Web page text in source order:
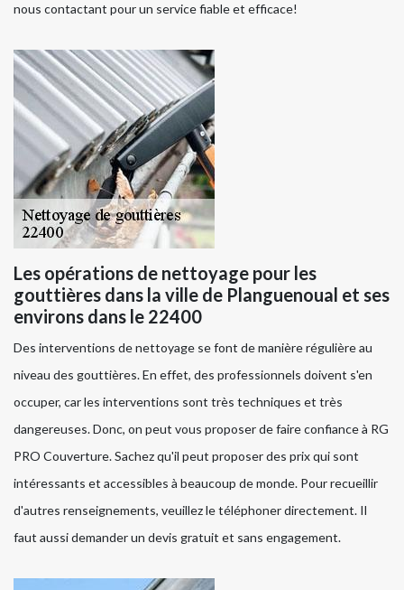
nous contactant pour un service fiable et efficace!
Les opérations de nettoyage pour les
gouttières dans la ville de Planguenoual et ses
environs dans le 22400
Des interventions de nettoyage se font de manière régulière au
niveau des gouttières. En effet, des professionnels doivent s'en
occuper, car les interventions sont très techniques et très
dangereuses. Donc, on peut vous proposer de faire confiance à RG
PRO Couverture. Sachez qu'il peut proposer des prix qui sont
intéressants et accessibles à beaucoup de monde. Pour recueillir
d'autres renseignements, veuillez le téléphoner directement. Il
faut aussi demander un devis gratuit et sans engagement.